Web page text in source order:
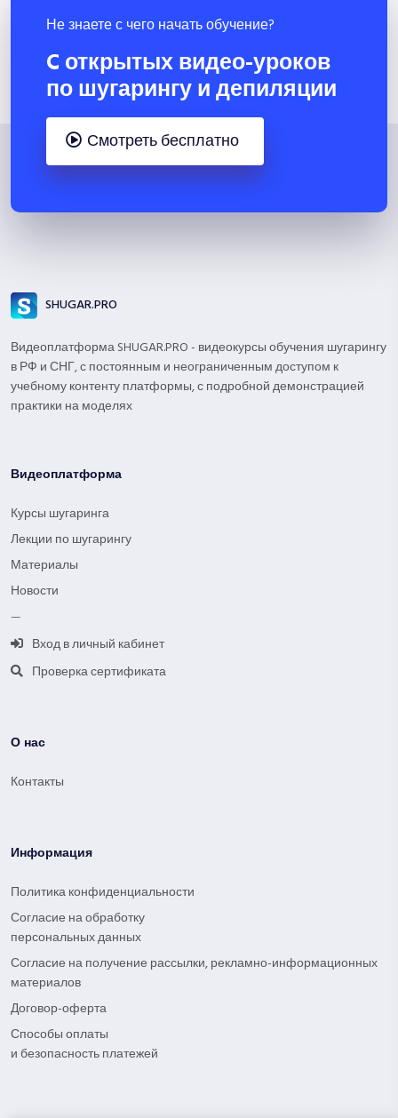
Не знаете с чего начать обучение?
C открытых видео-уроков
по шугарингу и депиляции
Смотреть бесплатно
SHUGAR.PRO
Видеоплатформа SHUGAR.PRO - видеокурсы обучения шугарингу
в РФ и СНГ, с постоянным и неограниченным доступом к
учебному контенту платформы, с подробной демонстрацией
практики на моделях
Видеоплатформа
Курсы шугаринга
Лекции по шугарингу
Материалы
Новости
—
Вход в личный кабинет
Проверка сертификата
О нас
Контакты
Информация
Политика конфиденциальности
Согласие на обработку
персональных данных
Согласие на получение рассылки, рекламно-информационных
материалов
Договор-оферта
Способы оплаты
и безопасность платежей